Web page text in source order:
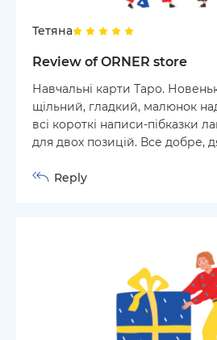
Тетяна
Review of ORNER store
Навчальні карти Таро.
щільний, гладкий, малюнок
всі короткі написи-пібказки
для двох позицій. Все добре,
Reply